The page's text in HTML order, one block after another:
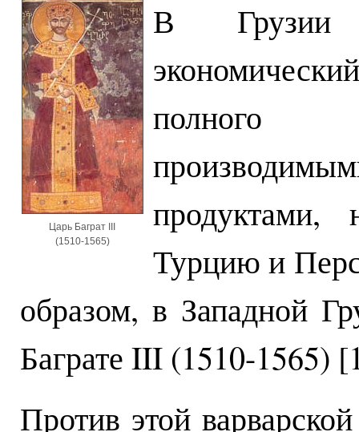
Царь Баграт III
(1510-1565)
В Грузии
полного
продуктами,
Турцию и
образом, в Западной
Баграте III (1510-1565)
Против этой